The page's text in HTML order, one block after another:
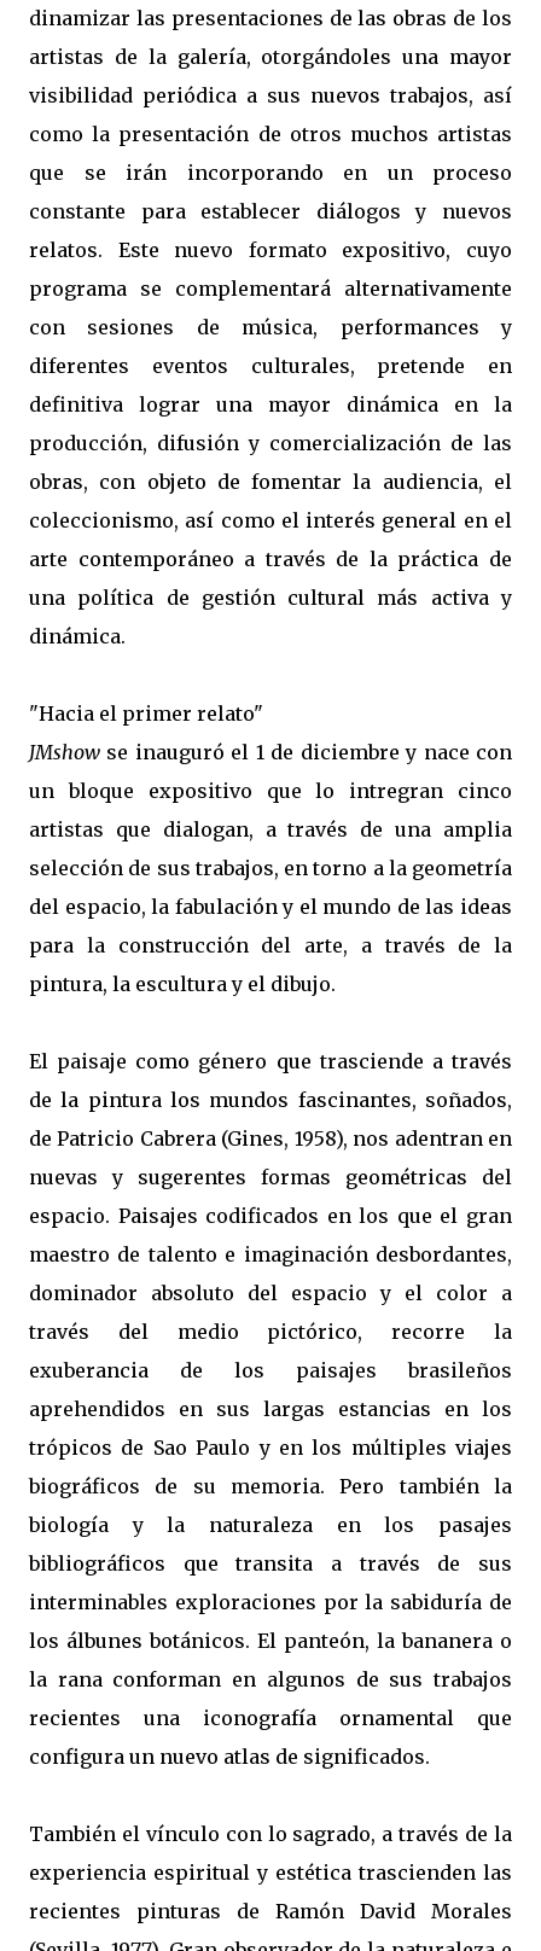
dinamizar las presentaciones de las obras de los
artistas de la galería, otorgándoles una mayor
visibilidad periódica a sus nuevos trabajos, así
como la presentación de otros muchos artistas
que se irán incorporando en un proceso
constante para establecer diálogos y nuevos
relatos. Este nuevo formato expositivo, cuyo
programa se complementará alternativamente
con sesiones de música, performances y
diferentes eventos culturales, pretende en
definitiva lograr una mayor dinámica en la
producción, difusión y comercialización de las
obras, con objeto de fomentar la audiencia, el
coleccionismo, así como el interés general en el
arte contemporáneo a través de la práctica de
una política de gestión cultural más activa y
dinámica.
"Hacia el primer relato"
JMshow se inauguró el 1 de diciembre y nace con
un bloque expositivo que lo intregran cinco
artistas que dialogan, a través de una amplia
selección de sus trabajos, en torno a la geometría
del espacio, la fabulación y el mundo de las ideas
para la construcción del arte, a través de la
pintura, la escultura y el dibujo.
El paisaje como género que trasciende a través
de la pintura los mundos fascinantes, soñados,
de Patricio Cabrera (Gines, 1958), nos adentran en
nuevas y sugerentes formas geométricas del
espacio. Paisajes codificados en los que el gran
maestro de talento e imaginación desbordantes,
dominador absoluto del espacio y el color a
través del medio pictórico, recorre la
exuberancia de los paisajes brasileños
aprehendidos en sus largas estancias en los
trópicos de Sao Paulo y en los múltiples viajes
biográficos de su memoria. Pero también la
biología y la naturaleza en los pasajes
bibliográficos que transita a través de sus
interminables exploraciones por la sabiduría de
los álbunes botánicos. El panteón, la bananera o
la rana conforman en algunos de sus trabajos
recientes una iconografía ornamental que
configura un nuevo atlas de significados.
También el vínculo con lo sagrado, a través de la
experiencia espiritual y estética trascienden las
recientes pinturas de Ramón David Morales